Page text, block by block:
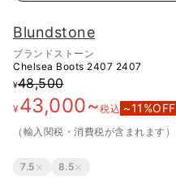
Blundstone
ブランドストーン
Chelsea Boots 2407 2407
¥48,500
¥43,000~税込 ~11 %OFF
（輸入関税・消費税が含まれます）
7.5 8.5